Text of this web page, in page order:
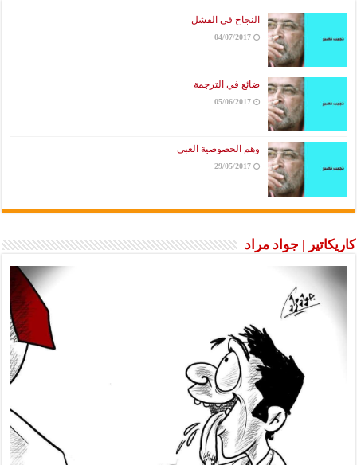
النجاح في الفشل
04/07/2017
ضائع في الترجمة
05/06/2017
وهم الخصوصية الغبي
29/05/2017
كاريكاتير | جواد مراد